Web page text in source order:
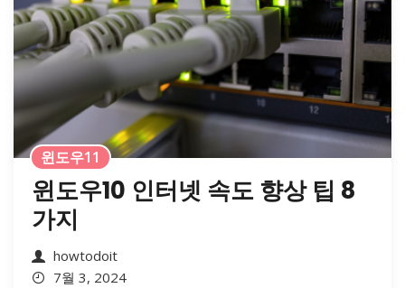
윈도우11
윈도우10 인터넷 속도 향상 팁 8
가지
howtodoit
7월 3, 2024